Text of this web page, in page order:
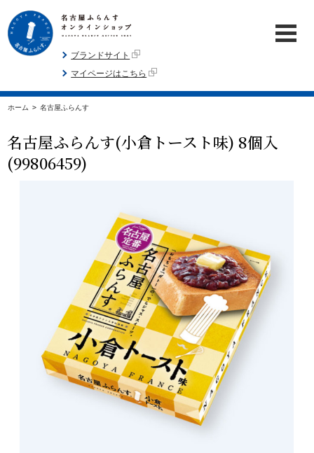
ブランドサイト
マイページはこちら
ホーム > 名古屋ふらんす
名古屋ふらんす(小倉トースト味) 8個入
(99806459)